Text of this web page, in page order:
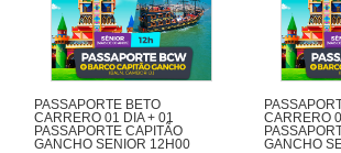
PASSAPORTE BETO
CARRERO 01 DIA + 01
PASSAPORTE CAPITÃO
GANCHO SENIOR 12H00
CARRERO
GANCHO